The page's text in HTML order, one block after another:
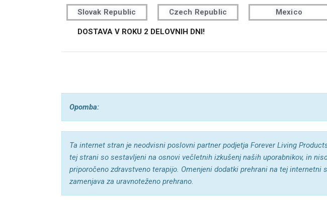
Slovak Republic Czech Republic Mexico
DOSTAVA V ROKU 2 DELOVNIH DNI!
Opomba:
Ta internet stran je neodvisni poslovni partner podjetja Forever Living
tej strani so sestavljeni na osnovi večletnih izkušenj naših uporabnikov, in
priporočeno zdravstveno terapijo. Omenjeni dodatki prehrani na tej
zamenjava za uravnoteženo prehrano.